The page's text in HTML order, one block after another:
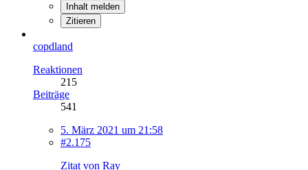
Inhalt melden
Zitieren
copdland
Reaktionen
215
Beiträge
541
5. März 2021 um 21:58
#2.175
Zitat von Ray